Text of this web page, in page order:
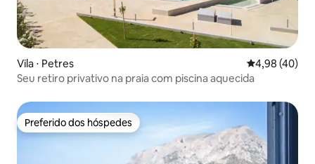
Vila ⋅ Petres 4,98 de uma
4,98 (40)
Seu retiro privativo na praia com piscina aquecida
Preferido dos hóspedes
Preferido dos hóspedes